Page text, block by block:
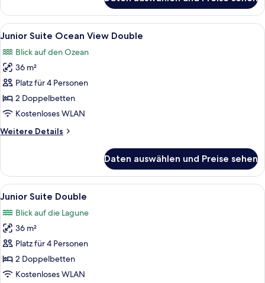
Suite
Ocean
Front
Alle
Fotos
für
Junior
Suite
Ocean
View
anzeigen
Ein Hotelzimmer mit zwei Betten,
5
Junior Suite Ocean View Double
Blick auf den Ozean
36 m²
Platz für 4 Personen
2 Doppelbetten
Kostenloses WLAN
Weitere Details
Weitere
Suite
Ocean
View
Daten auswählen und Preise sehen
Alle
Fotos
für
Junior
Suite
Double
anzeigen
Ein Hotelzimmer mit zwei Betten,
3
Junior Suite Double
Blick auf die Lagune
36 m²
Platz für 4 Personen
2 Doppelbetten
Kostenloses WLAN